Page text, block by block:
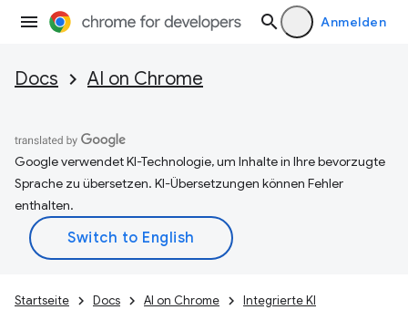
Anmelden
Docs AI on Chrome
Google verwendet KI-Technologie, um Inhalte in Ihre bevorzugte
Sprache zu übersetzen. KI-Übersetzungen können Fehler
enthalten.
Startseite Docs AI on Chrome Integrierte KI